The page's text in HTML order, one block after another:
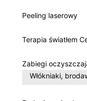
Peeling laserowy
Terapia światłem
Zabiegi
Włókniaki,